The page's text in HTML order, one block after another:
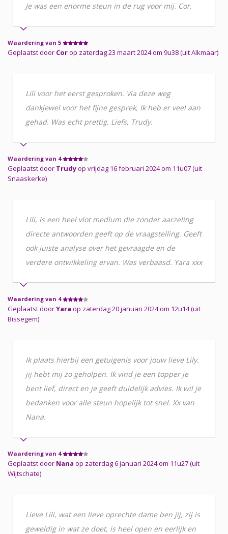
Je was een enorme steun in de rug voor mij. Cor.
Waardering van 5
Geplaatst door Corop zaterdag 23 maart 2024 om 9u38 (uit Alkmaar)
Lili voor het eerst gesproken. Via deze weg
dankjewel voor het fijne gesprek, Ik heb er veel aan
gehad. Was echt prettig. Liefs, Trudy.
Waardering van 4
Geplaatst door Trudyop vrijdag 16 februari 2024 om 11u07 (uit
Snaaskerke)
Lili, is een heel vlot medium die zonder aarzeling
directe antwoorden geeft op de vraagstelling. Geeft
ook juiste analyse over het gevraagde en de
verdere ontwikkeling ervan. Was verbaasd. Yara xxx
Waardering van 4
Geplaatst doorYara op zaterdag 20 januari 2024 om 12u14 (uit
Bissegem)
Ik plaats hierbij een getuigenis voor jouw lieve Lily.
jij hebt mij zo geholpen. Ik vind je een topper je
bent lief, direct en je geeft duidelijk advies. Ik wil je
bedanken voor alle steun hopelijk tot snel. Xx van
Nana.
Waardering van 4
Geplaatst door Nana op zaterdag 6 januari 2024 om 11u27 (uit
Wijtschate)
Lieve Lili, wat een lieve oprechte dame ben jij, zij is
geweldig in wat ze doet, is heel open en eerlijk en